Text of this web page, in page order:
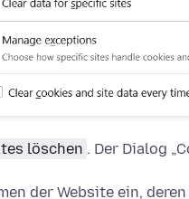
löschen . Der Dialog
der Website ein,